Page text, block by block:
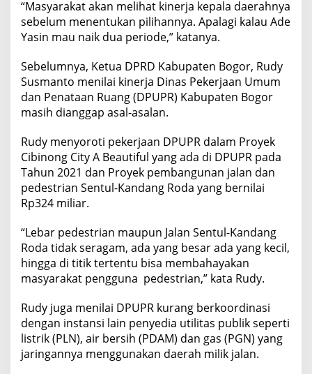
“Masyarakat akan melihat kinerja kepala daerahnya
sebelum menentukan pilihannya. Apalagi kalau Ade
Yasin mau naik dua periode,” katanya.
Sebelumnya, Ketua DPRD Kabupaten Bogor, Rudy
Susmanto menilai kinerja Dinas Pekerjaan Umum
dan Penataan Ruang (DPUPR) Kabupaten Bogor
masih dianggap asal-asalan.
Rudy menyoroti pekerjaan DPUPR dalam Proyek
Cibinong City A Beautiful yang ada di DPUPR pada
Tahun 2021 dan Proyek pembangunan jalan dan
pedestrian Sentul-Kandang Roda yang bernilai
Rp324 miliar.
“Lebar pedestrian maupun Jalan Sentul-Kandang
Roda tidak seragam, ada yang besar ada yang kecil,
hingga di titik tertentu bisa membahayakan
masyarakat pengguna pedestrian,” kata Rudy.
Rudy juga menilai DPUPR kurang berkoordinasi
dengan instansi lain penyedia utilitas publik seperti
listrik (PLN), air bersih (PDAM) dan gas (PGN) yang
jaringannya menggunakan daerah milik jalan.